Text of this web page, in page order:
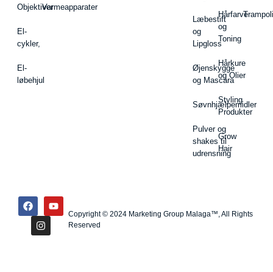
Objektiver
El-
cykler,
El-
løbehjul
Varmeapparater
Læbestift
og
Lipgloss
Øjenskygge
og Mascara
Søvnhjælpemidler
Pulver og
shakes til
udrensning
Hårfarve
og
Toning
Hårkure
og Olier
Styling
Produkter
Grow
Hair
Copyright © 2024 Marketing Group Malaga™, All Rights
Reserved